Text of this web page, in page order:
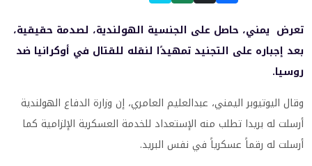
تعرض يمني، حاصل على الجنسية الهولندية، لصدمة حقيقية،
بعد إجباره على التجنيد تمهيدًا لنقله للقتال في أوكرانيا ضد
روسيا.
وقال اليوتيوبر اليمني، عبدالعليم العامري، إن وزارة الدفاع الهولندية
أرسلت له بريدا تطلب منه الإستعداد للخدمة العسكرية الإلزامية كما
أرسلت له رقماً عسكرياً في نفس البريد.